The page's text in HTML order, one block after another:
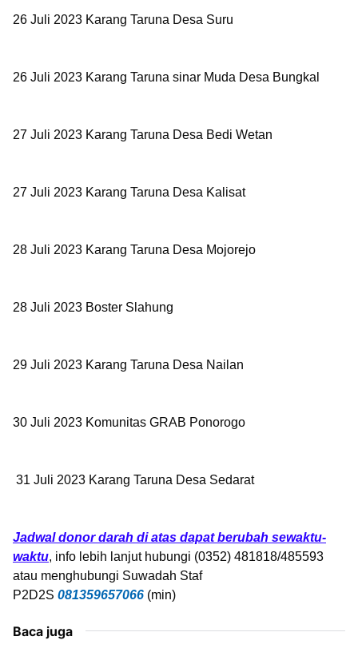
26 Juli 2023 Karang Taruna Desa Suru
26 Juli 2023 Karang Taruna sinar Muda Desa Bungkal
27 Juli 2023 Karang Taruna Desa Bedi Wetan
27 Juli 2023 Karang Taruna Desa Kalisat
28 Juli 2023 Karang Taruna Desa Mojorejo
28 Juli 2023 Boster Slahung
29 Juli 2023 Karang Taruna Desa Nailan
30 Juli 2023 Komunitas GRAB Ponorogo
31 Juli 2023 Karang Taruna Desa Sedarat
Jadwal donor darah di atas dapat berubah sewaktu-
waktu, info lebih lanjut hubungi (0352) 481818/485593
atau menghubungi Suwadah Staf
P2D2S 081359657066 (min)
Baca juga